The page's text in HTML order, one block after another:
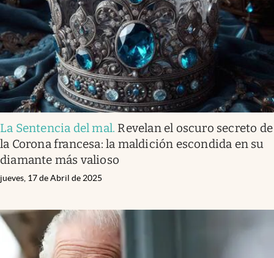
La Sentencia del mal. Revelan el oscuro secreto de
la Corona francesa: la maldición escondida en su
diamante más valioso
jueves, 17 de Abril de 2025